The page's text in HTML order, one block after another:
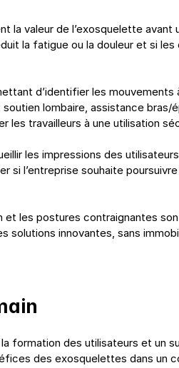
valeur de l’exosquelette avant
la fatigue ou la douleur et si
d’identifier les
lombaire, assistance bras/
les travailleurs à une utilisation
les impressions des
l’entreprise souhaite
les postures contraignantes
innovantes, sans
formation des utilisateurs et un
des exosquelettes dans un